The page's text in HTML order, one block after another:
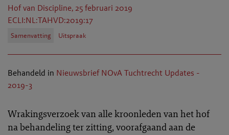
Hof van Discipline, 25 februari 2019
ECLI:NL:TAHVD:2019:17
Samenvatting Uitspraak
Behandeld in Nieuwsbrief NOvA Tuchtrecht Updates -
2019-3
Wrakingsverzoek van alle kroonleden van het hof
na behandeling ter zitting, voorafgaand aan de